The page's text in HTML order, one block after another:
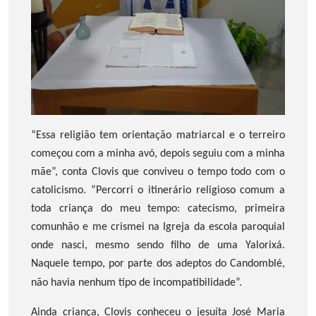
“Essa religião tem orientação matriarcal e o terreiro
começou com a minha avó, depois seguiu com a minha
mãe”, conta Clovis que conviveu o tempo todo com o
catolicismo. “Percorri o itinerário religioso comum a
toda criança do meu tempo: catecismo, primeira
comunhão e me crismei na Igreja da escola paroquial
onde nasci, mesmo sendo filho de uma Yalorixá.
Naquele tempo, por parte dos adeptos do Candomblé,
não havia nenhum tipo de incompatibilidade”.
Ainda criança, Clovis conheceu o jesuíta José Maria